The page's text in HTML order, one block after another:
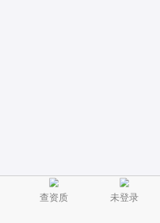
查资质 未登录